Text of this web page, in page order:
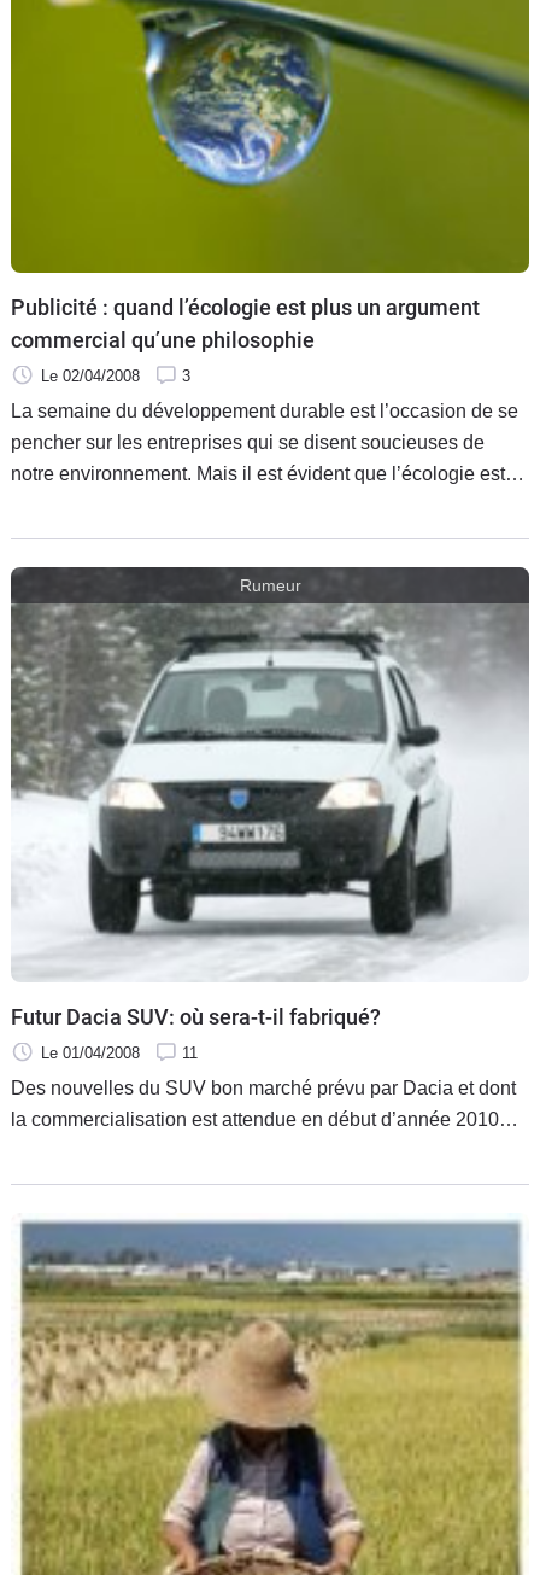
Publicité : quand l’écologie est plus un argument
commercial qu’une philosophie
Le 02/04/2008 3
La semaine du développement durable est l’occasion de se
pencher sur les entreprises qui se disent soucieuses de
notre environnement. Mais il est évident que l’écologie est
véritable
Rumeur
Futur Dacia SUV: où sera-t-il fabriqué?
Le 01/04/2008 11
Des nouvelles du SUV bon marché prévu par Dacia et dont
la commercialisation est attendue en début d’année 2010…